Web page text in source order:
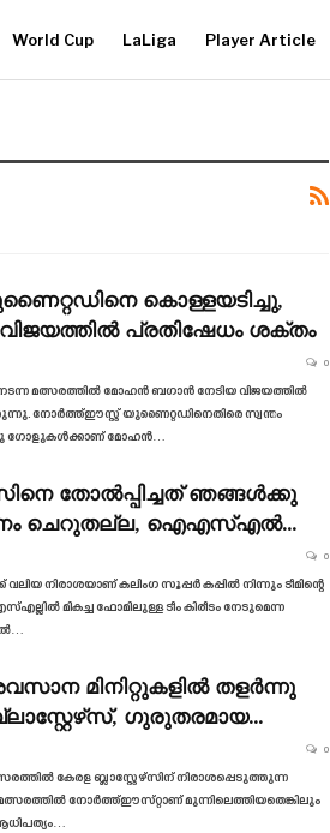
World Cup LaLiga Player Article
കൊള്ളയടിച്ചു,
പ്രതിഷേധം ശക്തം
0
മത്സരത്തിൽ മോഹൻ ബഗാൻ നേടിയ വിജയത്തിൽ
നോർത്ത്ഈസ്റ്റ് യുണൈറ്റഡിനെതിരെ സ്വന്തം
ഗോളുകൾക്കാണ് മോഹൻ…
തോൽപ്പിച്ചത് ഞങ്ങൾക്കു
ചെറുതല്ല, ഐഎസ്എൽ…
0
നിരാശയാണ് കലിംഗ സൂപ്പർ കപ്പിൽ നിന്നും ടീമിന്റെ
മികച്ച ഫോമിലുള്ള ടീം കിരീടം നേടുമെന്ന
മിനിറ്റുകളിൽ തളർന്നു
ഗുരുതരമായ…
0
കേരള ബ്ലാസ്റ്റേഴ്‌സിന് നിരാശപ്പെടുത്തുന്ന
മത്സരത്തിൽ നോർത്ത്ഈസ്‌റ്റാണ്‌ മുന്നിലെത്തിയതെങ്കിലും